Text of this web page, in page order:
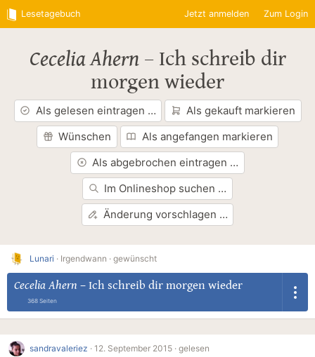
Lesetagebuch Jetzt anmelden Zum Login
Cecelia Ahern– Ich schreib dir
morgen wieder
Als gelesen eintragen …
Als gekauft markieren
Wünschen
Als angefangen markieren
Als abgebrochen eintragen …
Im Onlineshop suchen …
Änderung vorschlagen …
Lunari · Irgendwann · gewünscht
Cecelia Ahern – Ich schreib dir morgen wieder
368 Seiten
sandravaleriez · 12. September 2015 · gelesen